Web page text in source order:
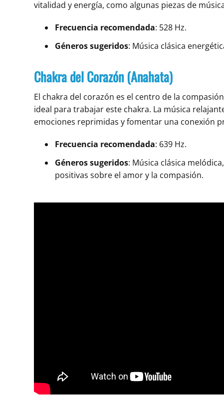
vitalidad y energía, como algunas piezas de
Frecuencia recomendada: 528 Hz.
Géneros sugeridos: Música clásica
Chakra del Corazón (Anahata)
El chakra del corazón es el centro de la
ideal para trabajar este chakra. La música
emociones reprimidas y fomentar una conexión
Frecuencia recomendada: 639 Hz.
Géneros sugeridos: Música clásica
positivas sobre el amor y la compasión.